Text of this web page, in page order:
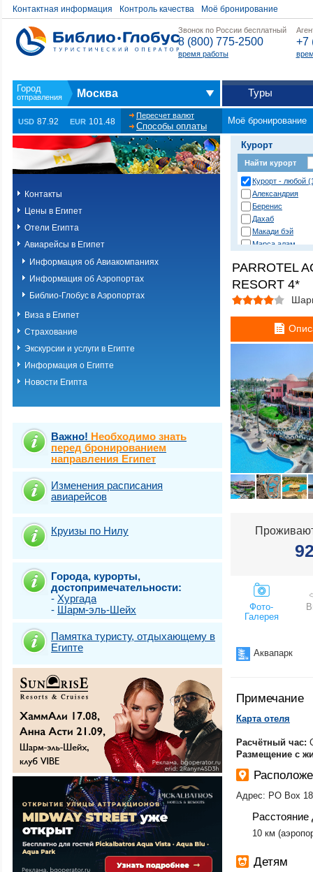
Контактная информация Контроль качества Моё бронирование
Звонок по России бесплатный
8 (800) 775-2500
время работы
+7
Москва Туры
USD 87.92 EUR 101.48
Пересчет валют
Способы оплаты
Моё бронирование
Контакты
Цены в Египет
Отели Египта
Авиарейсы в Египет
Информация об Авиакомпаниях
Информация об Аэропортах
Библио-Глобус в Аэропортах
Виза в Египет
Страхование
Экскурсии и услуги в Египте
Информация о Египте
Новости Египта
Важно! Необходимо знать
перед бронированием
направления Египет
Изменения расписания
авиарейсов
Круизы по Нилу
Города, курорты,
достопримечательности:
- Хургада
- Шарм-эль-Шейх
Памятка туристу, отдыхающему в
Египте
Курорт
Найти курорт
Курорт - любой
Александрия
Беренис
Дахаб
Макади бэй
Марса алам
Сафага
Сахл хашиш
Сома бэй
Таба
Хургада
Шарм-эль-шейх
Эль Кусейр
PARROTEL
RESORT 4*
Фото-
Галерея
Аквапарк
Примечание
​Карта отеля
Расчётный час:
Размещение с
Адрес: PO Box
Расстояние
​10 км
Детям